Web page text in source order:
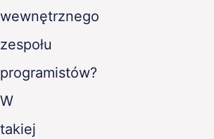
wewnętrznego
zespołu
programistów?
W
takiej